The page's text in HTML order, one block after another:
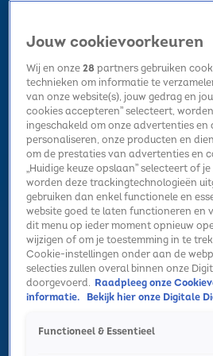
Home Radio luisteren Hitlijsten Acties Kerst
Volg Sky Radio
Zoeken
HomeRadio luisterenActies Alle
Jouw cookievoorkeuren
Wij en onze28partners gebruiken
technieken om informatie te
van onze website(s), jouw gedrag en
cookies accepteren” selecteert,
ingeschakeld om onze advertenties
personaliseren, onze producten en
om de prestaties van advertenties en
„Huidige keuze opslaan” selecteert of
worden deze trackingtechnologieën
gebruiken dan enkel functionele en
website goed te laten functioneren en
dit menu op ieder moment opnieuw
wijzigen of om je toestemming in te
Cookie-instellingen onder aan de
selecties zullen overal binnen onze
doorgevoerd. Raadpleeg onze
informatie.
Bekijk hier onze Digitale
Functioneel & Essentieel